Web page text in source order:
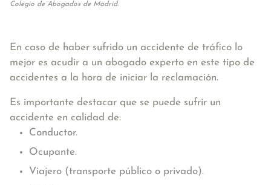
Colegio de Abogados de Madrid.
En caso de haber sufrido un accidente de tráfico lo
mejor es acudir a un abogado experto en este tipo de
accidentes a la hora de iniciar la reclamación.
Es importante destacar que se puede sufrir un
accidente en calidad de:
Conductor.
Ocupante.
Viajero (transporte público o privado).